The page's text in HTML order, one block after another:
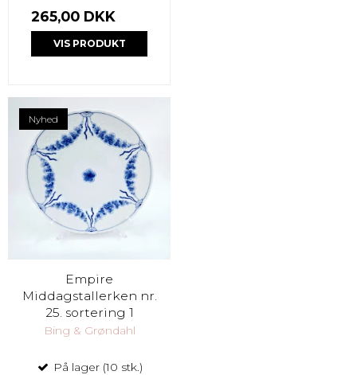
265,00 DKK
VIS PRODUKT
Nyhed
Empire
Middagstallerken nr.
25. sortering 1
Bing & Grøndahl
På lager (10 stk.)